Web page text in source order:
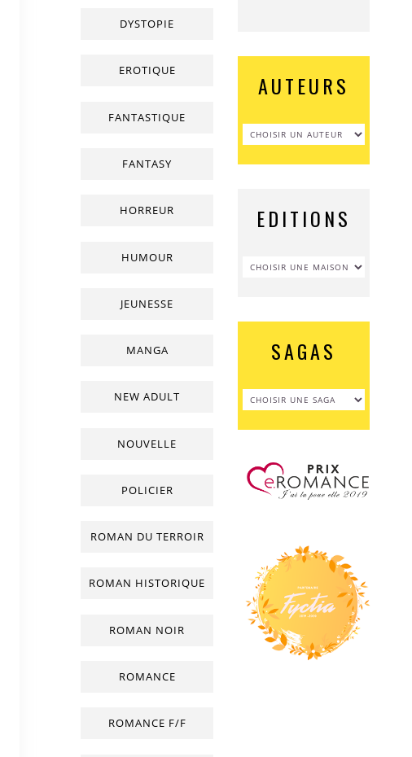
DYSTOPIE
EROTIQUE
FANTASTIQUE
FANTASY
HORREUR
HUMOUR
JEUNESSE
MANGA
NEW ADULT
NOUVELLE
POLICIER
ROMAN DU TERROIR
ROMAN HISTORIQUE
ROMAN NOIR
ROMANCE
ROMANCE F/F
AUTEURS
EDITIONS
SAGAS